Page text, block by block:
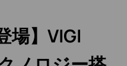
場】VIGI